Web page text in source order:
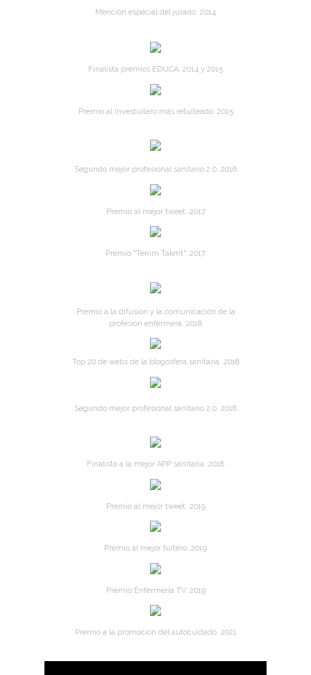
Mención especial del jurado. 2014
Finalista premios EDUCA. 2014 y 2015
Premio al Investuitero más retuiteado. 2015
Segundo mejor profesional sanitario 2.0. 2016
Premio al mejor tweet. 2017
Premio "Tenim Talent". 2017
Premio a la difusión y la comunicación de la
profesión enfermera. 2018
Top 20 de webs de la blogosfera sanitaria. 2018
Segundo mejor profesional sanitario 2.0. 2018
Finalista a la mejor APP sanitaria. 2018
Premio al mejor tweet. 2019
Premio al mejor tuitero. 2019
Premio Enfermería TV. 2019
Premio a la promoción del autocuidado. 2021